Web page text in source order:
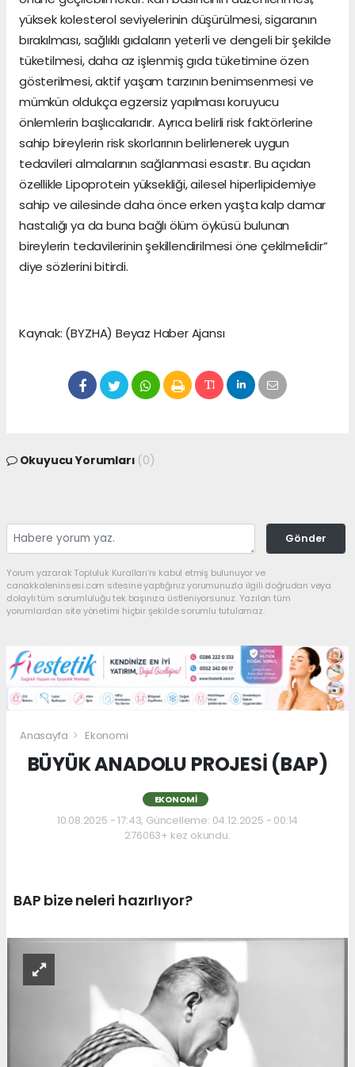
yüksek kolesterol seviyelerinin düşürülmesi, sigaranın
bırakılması, sağlıklı gıdaların yeterli ve dengeli bir şekilde
tüketilmesi, daha az işlenmiş gıda tüketimine özen
gösterilmesi, aktif yaşam tarzının benimsenmesi ve
mümkün oldukça egzersiz yapılması koruyucu
önlemlerin başlıcalarıdır. Ayrıca belirli risk faktörlerine
sahip bireylerin risk skorlarının belirlenerek uygun
tedavileri almalarının sağlanmasi esastır. Bu açıdan
özellikle Lipoprotein yüksekliği, ailesel hiperlipidemiye
sahip ve ailesinde daha önce erken yaşta kalp damar
hastalığı ya da buna bağlı ölüm öyküsü bulunan
bireylerin tedavilerinin şekillendirilmesi öne çekilmelidir”
diye sözlerini bitirdi.
Kaynak: (BYZHA) Beyaz Haber Ajansı
Okuyucu Yorumları (0)
Gönder
Yorum yazarak Topluluk Kuralları’nı kabul etmiş bulunuyor ve
canakkaleninsesi.com sitesine yaptığınız yorumunuzla ilgili doğrudan veya
dolaylı tüm sorumluluğu tek başınıza üstleniyorsunuz. Yazılan tüm
yorumlardan site yönetimi hiçbir şekilde sorumlu tutulamaz.
Anasayfa Ekonomi
BÜYÜK ANADOLU PROJESİ (BAP)
EKONOMI
10.08.2025 - 17:43, Güncelleme: 04.12.2025 - 00:14
276063+ kez okundu.
BAP bize neleri hazırlıyor?